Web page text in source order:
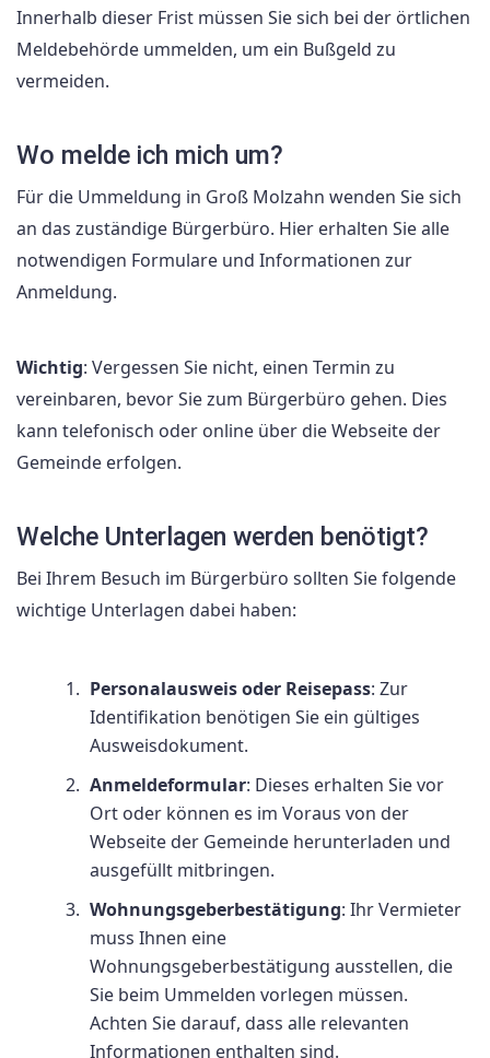
Innerhalb dieser Frist müssen Sie sich bei der örtlichen
Meldebehörde ummelden, um ein Bußgeld zu
vermeiden.
Wo melde ich mich um?
Für die Ummeldung in Groß Molzahn wenden Sie sich
an das zuständige Bürgerbüro. Hier erhalten Sie alle
notwendigen Formulare und Informationen zur
Anmeldung.
Wichtig: Vergessen Sie nicht, einen Termin zu
vereinbaren, bevor Sie zum Bürgerbüro gehen. Dies
kann telefonisch oder online über die Webseite der
Gemeinde erfolgen.
Welche Unterlagen werden benötigt?
Bei Ihrem Besuch im Bürgerbüro sollten Sie folgende
wichtige Unterlagen dabei haben:
Personalausweis oder Reisepass: Zur
Identifikation benötigen Sie ein gültiges
Ausweisdokument.
Anmeldeformular: Dieses erhalten Sie vor
Ort oder können es im Voraus von der
Webseite der Gemeinde herunterladen und
ausgefüllt mitbringen.
Wohnungsgeberbestätigung: Ihr Vermieter
muss Ihnen eine
Wohnungsgeberbestätigung ausstellen, die
Sie beim Ummelden vorlegen müssen.
Achten Sie darauf, dass alle relevanten
Informationen enthalten sind.